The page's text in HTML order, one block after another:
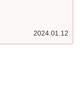
2024.01.12